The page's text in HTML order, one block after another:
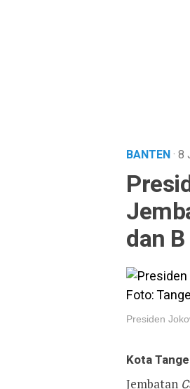
BANTEN·
dan B
Presiden
Kota
Jembatan